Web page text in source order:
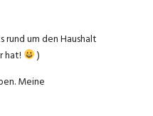
um den Haushalt
hat!
)
Meine